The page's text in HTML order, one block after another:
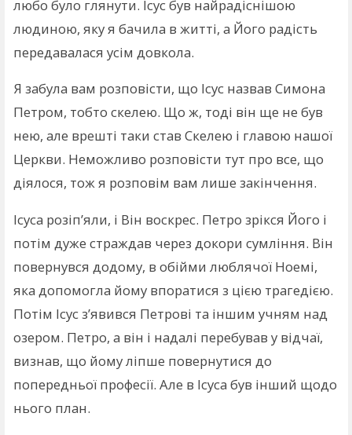
любо було глянути. Ісус був найрадіснішою
людиною, яку я бачила в житті, а Його радість
передавалася усім довкола.
Я забула вам розповісти, що Ісус назвав Симона
Петром, тобто скелею. Що ж, тоді він ще не був
нею, але врешті таки став Скелею і главою нашої
Церкви. Неможливо розповісти тут про все, що
діялося, тож я розповім вам лише закінчення.
Ісуса розіп’яли, і Він воскрес. Петро зрікся Його і
потім дуже страждав через докори сумління. Він
повернувся додому, в обійми люблячої Ноемі,
яка допомогла йому впоратися з цією трагедією.
Потім Ісус з’явився Петрові та іншим учням над
озером. Петро, а він і надалі перебував у відчаї,
визнав, що йому ліпше повернутися до
попередньої професії. Але в Ісуса був інший щодо
нього план.